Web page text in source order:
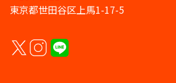
東京都世田谷区上馬1-17-5